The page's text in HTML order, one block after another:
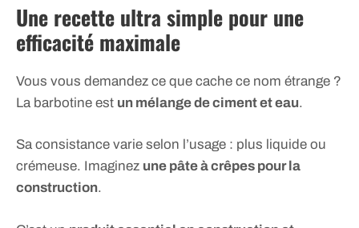
Une recette ultra simple pour une
efficacité maximale
Vous vous demandez ce que cache ce nom étrange ?
La barbotine est un mélange de ciment et eau.
Sa consistance varie selon l’usage : plus liquide ou
crémeuse. Imaginez une pâte à crêpes pour la
construction.